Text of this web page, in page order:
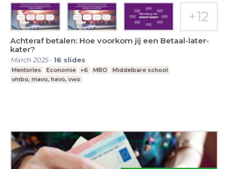
Achteraf betalen: Hoe voorkom jij een Betaal-later-
kater?
March 2025- 16 slides
Mentorles Economie +6 MBO
Middelbare school
vmbo, mavo, havo, vwo